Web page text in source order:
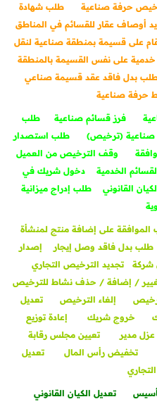
حرفة صناعية
طلب شهادة
أوصاف عقار للقسائم في المناطق
على قسيمة بمنطقة صناعية لنقل
على نفس القسيمة بالمنطقة
بدل فاقد عقد قسيمة صناعي
حرفة صناعية
فرز قسائم صناعية
طلب
صناعية (ترخيص)
طلب استصدار
وقف الترخيص من العميل
الخدمية
دخول شريك في
القانوني
طلب إدراج ميزانية
الموافقة على إضافة منتج لمنشأة
طلب بدل فاقد وصل إيجار
إصدار
شركة
تجديد الترخيص التجاري
/ إضافة / حذف نشاط للترخيص
إلغاء الترخيص
تعديل
خروج شريك
إعادة توزيع
عزل مدير
تعيين مجلس رقابة
تخفيض رأس المال
تعديل
تعديل الكيان القانوني